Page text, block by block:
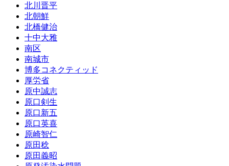
北川晋平
北朝鮮
北橋健治
十中大雅
南区
南城市
博多コネクティッド
厚労省
原中誠志
原口剣生
原口新五
原口英喜
原崎智仁
原田稔
原田義昭